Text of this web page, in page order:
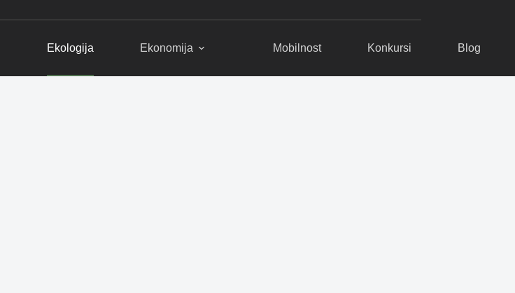
Ekologija Ekonomija Mobilnost Konkursi Blog